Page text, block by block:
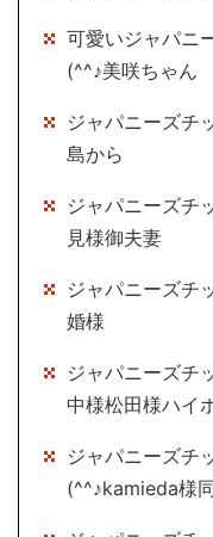
可愛いジャパニ
(^^♪美咲ちゃん
ジャパニーズチ
島から
ジャパニーズチ
見様御夫妻
ジャパニーズチ
婚様
ジャパニーズチ
中様松田様ハイ
ジャパニーズチ
(^^♪kamieda様